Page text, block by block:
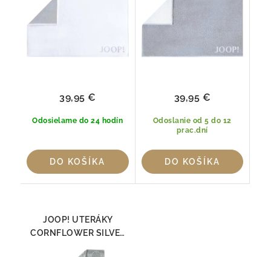
Odosielame do 24 hodín
39,95 €
DO KOŠÍKA
Odoslanie od 5 do 12
prac.dní
39,95 €
DO KOŠÍKA
JOOP! UTERÁKY
CORNFLOWER SILVER